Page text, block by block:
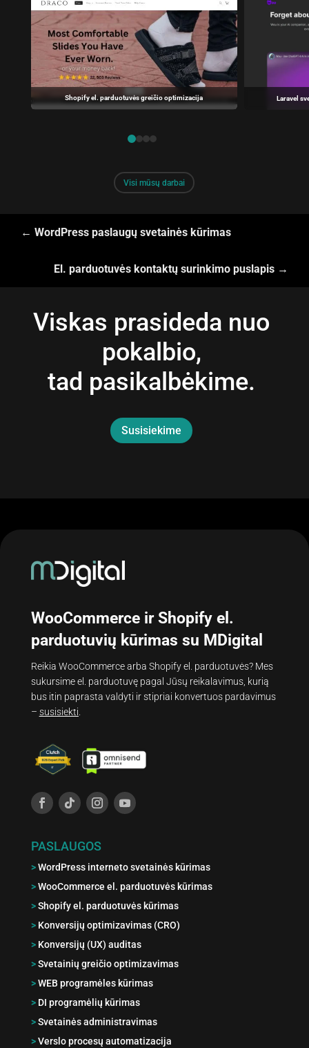
Shopify el. parduotuvės greičio optimizacija Laravel
1 2 3 4
Visi mūsų darbai
← WordPress paslaugų svetainės kūrimas
El. parduotuvės kontaktų surinkimo puslapis →
Viskas prasideda nuo
pokalbio,
tad pasikalbėkime.
Susisiekime
WooCommerce ir Shopify el.
parduotuvių kūrimas su MDigital
Reikia WooCommerce arba Shopify el. parduotuvės? Mes
sukursime el. parduotuvę pagal Jūsų reikalavimus, kurią
bus itin paprasta valdyti ir stipriai konvertuos pardavimus
– susisiekti
PASLAUGOS
>WordPress interneto svetainės kūrimas
>WooCommerce el. parduotuvės kūrimas
>Shopify el. parduotuvės kūrimas
>Konversijų optimizavimas (CRO)
>Konversijų (UX) auditas
>Svetainių greičio optimizavimas
>WEB programėles kūrimas
>DI programėlių kūrimas
>Svetainės administravimas
>Verslo procesų automatizacija